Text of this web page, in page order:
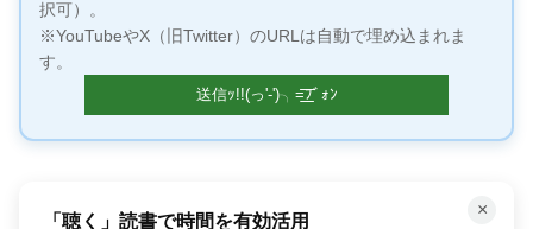
択可）。
※YouTubeやX（旧Twitter）のURLは自動で埋め込まれま
す。
×
「聴く」読書で時間を有効活用